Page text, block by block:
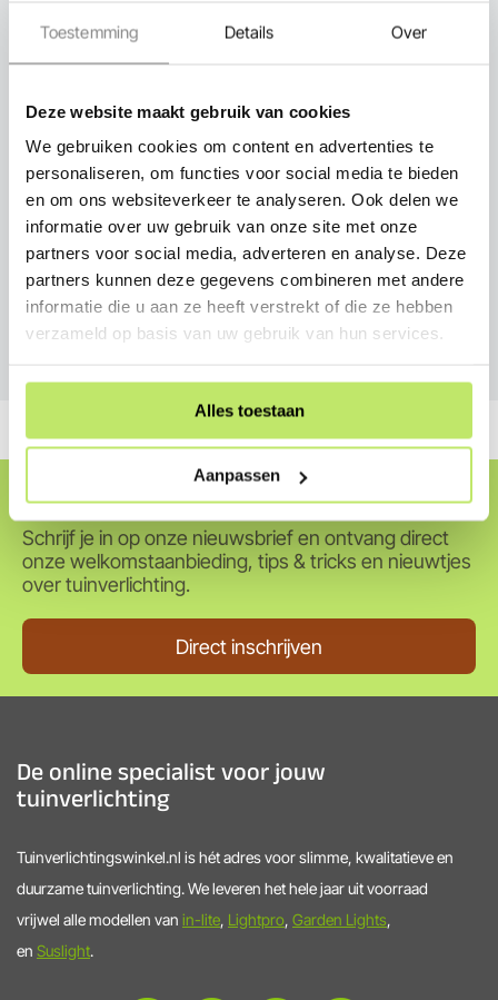
Toestemming Details Over
Deze website maakt gebruik van cookies
We gebruiken cookies om content en advertenties te
personaliseren, om functies voor social media te bieden
en om ons websiteverkeer te analyseren. Ook delen we
informatie over uw gebruik van onze site met onze
partners voor social media, adverteren en analyse. Deze
partners kunnen deze gegevens combineren met andere
informatie die u aan ze heeft verstrekt of die ze hebben
verzameld op basis van uw gebruik van hun services.
Alles toestaan
Aanpassen
Snel thuisbezorgd
Persoonlijk advies
Service
Cadeaubon ontvangen?
Schrijf je in op onze nieuwsbrief en ontvang direct
onze welkomstaanbieding, tips & tricks en nieuwtjes
over tuinverlichting.
Direct inschrijven
De online specialist voor jouw
tuinverlichting
Tuinverlichtingswinkel.nl is hét adres voor slimme, kwalitatieve en
duurzame tuinverlichting. We leveren het hele jaar uit voorraad
vrijwel alle modellen van in-lite, Lightpro, Garden Lights,
en Suslight.